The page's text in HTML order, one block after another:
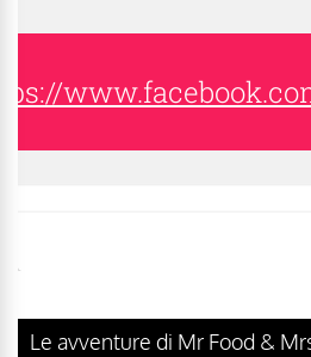
Le avventure di Mr Food &